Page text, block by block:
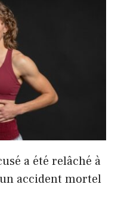
a été relâché à
accident mortel